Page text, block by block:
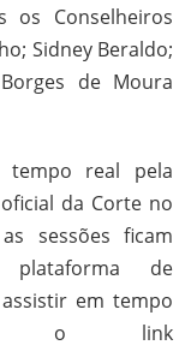
os Conselheiros
Sidney Beraldo;
de Moura
tempo real pela
da Corte no
sessões ficam
de
em tempo
o link